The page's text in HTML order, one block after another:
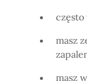
często
masz
masz